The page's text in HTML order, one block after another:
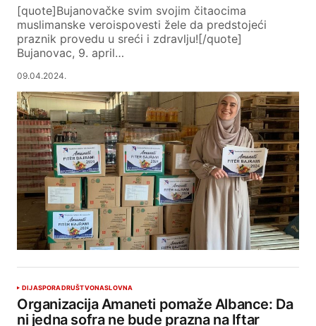
[quote]Bujanovačke svim svojim čitaocima
muslimanske veroispovesti žele da predstojeći
praznik provedu u sreći i zdravlju![/quote]
Bujanovac, 9. april…
09.04.2024.
DIJASPORADRUŠTVONASLOVNA
Organizacija Amaneti pomaže Albance: Da
ni jedna sofra ne bude prazna na Iftar